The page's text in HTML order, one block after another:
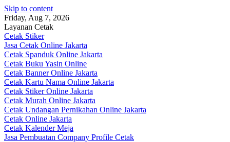
Skip to content
Friday, Aug 7, 2026
Layanan Cetak
Cetak Stiker
Jasa Cetak Online Jakarta
Cetak Spanduk Online Jakarta
Cetak Buku Yasin Online
Cetak Banner Online Jakarta
Cetak Kartu Nama Online Jakarta
Cetak Stiker Online Jakarta
Cetak Murah Online Jakarta
Cetak Undangan Pernikahan Online Jakarta
Cetak Online Jakarta
Cetak Kalender Meja
Jasa Pembuatan Company Profile Cetak